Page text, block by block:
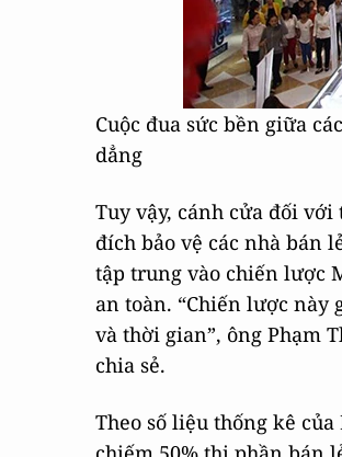
Cuộc đua sức bền giữa
dẳng
Tuy vậy, cánh cửa đối
đích bảo vệ các nhà bán
tập trung vào chiến lược
an toàn. “Chiến lược này
và thời gian”, ông Phạm
chia sẻ.
Theo số liệu thống kê